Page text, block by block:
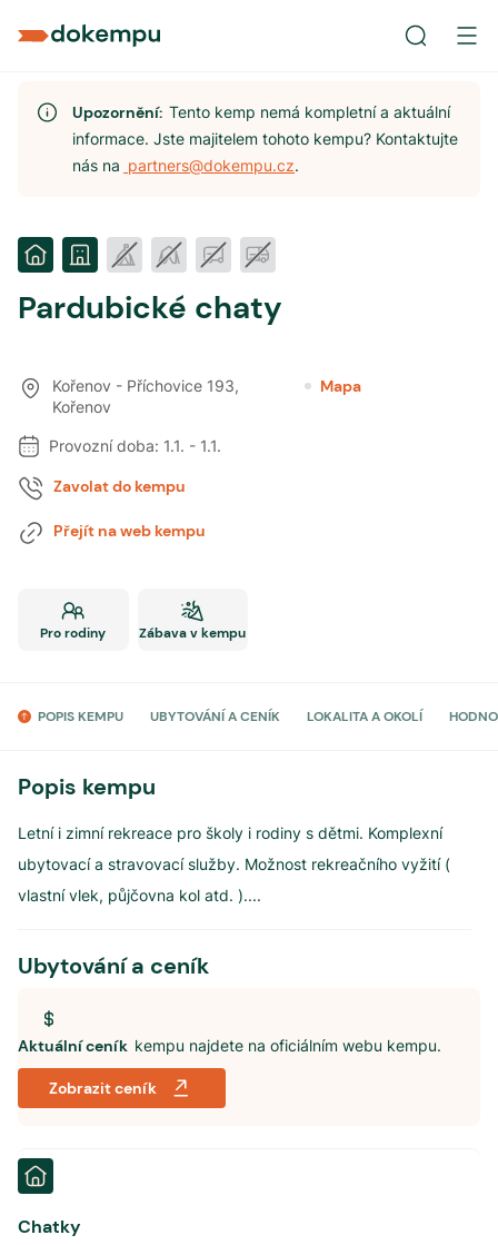
Upozornění:Tento kemp nemá kompletní a aktuální
informace. Jste majitelem tohoto kempu? Kontaktujte
nás na partners@dokempu.cz.
Pardubické chaty
Kořenov - Příchovice 193,
Kořenov
Mapa
Provozní doba: 1.1. - 1.1.
Zavolat do kempu
Přejít na web kempu
Pro rodiny Zábava v kempu
POPIS KEMPU UBYTOVÁNÍ A CENÍK LOKALITA A OKOLÍ
Popis kempu
Letní i zimní rekreace pro školy i rodiny s dětmi. Komplexní
ubytovací a stravovací služby. Možnost rekreačního vyžití (
vlastní vlek, půjčovna kol atd. )....
Ubytování a ceník
Aktuální ceník kempu najdete na oficiálním webu kempu.
Zobrazit ceník
Chatky